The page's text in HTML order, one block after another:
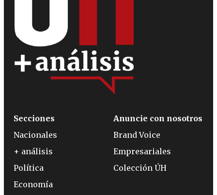
Secciones
Nacionales
+ análisis
Política
Economía
Anuncie con nosotros
Brand Voice
Empresariales
Colección ÚH